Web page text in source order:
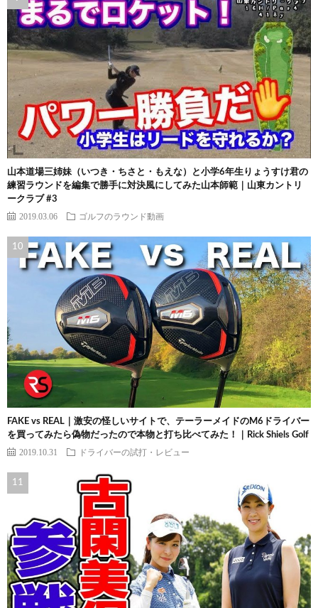
山本道場三姉妹（いつき・ちさと・もえな）と小学6年生りょうすけ君の
練習ラウンドを編集で勝手に対決風にしてみた山本師範｜山東カントリ
ークラブ #3
2019.03.06 ゴルフのラウンド動画
FAKE vs REAL｜激安の怪しいサイトで、テーラーメイドのM6ドライバー
を買ってみたら偽物だったので本物と打ち比べてみた！｜Rick Shiels Golf
2019.10.31 ドライバーの試打・レビュー